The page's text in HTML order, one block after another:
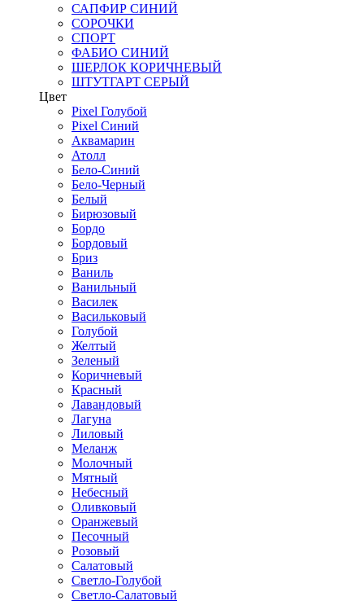
САПФИР СИНИЙ
СОРОЧКИ
СПОРТ
ФАБИО СИНИЙ
ШЕРЛОК КОРИЧНЕВЫЙ
ШТУТГАРТ СЕРЫЙ
Цвет
Pixel Голубой
Pixel Синий
Аквамарин
Атолл
Бело-Синий
Бело-Черный
Белый
Бирюзовый
Бордо
Бордовый
Бриз
Ваниль
Ванильный
Василек
Васильковый
Голубой
Желтый
Зеленый
Коричневый
Красный
Лавандовый
Лагуна
Лиловый
Меланж
Молочный
Мятный
Небесный
Оливковый
Оранжевый
Песочный
Розовый
Салатовый
Светло-Голубой
Светло-Салатовый